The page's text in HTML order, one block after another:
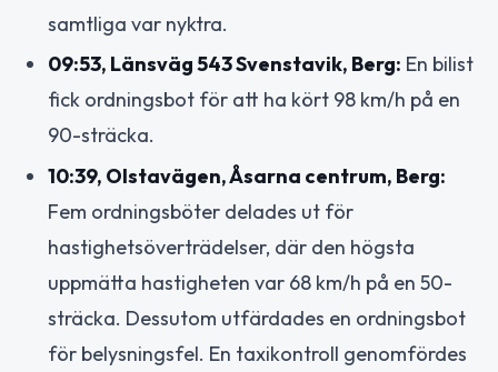
samtliga var nyktra.
09:53, Länsväg 543 Svenstavik, Berg: En bilist
fick ordningsbot för att ha kört 98 km/h på en
90-sträcka.
10:39, Olstavägen, Åsarna centrum, Berg:
Fem ordningsböter delades ut för
hastighetsöverträdelser, där den högsta
uppmätta hastigheten var 68 km/h på en 50-
sträcka. Dessutom utfärdades en ordningsbot
för belysningsfel. En taxikontroll genomfördes